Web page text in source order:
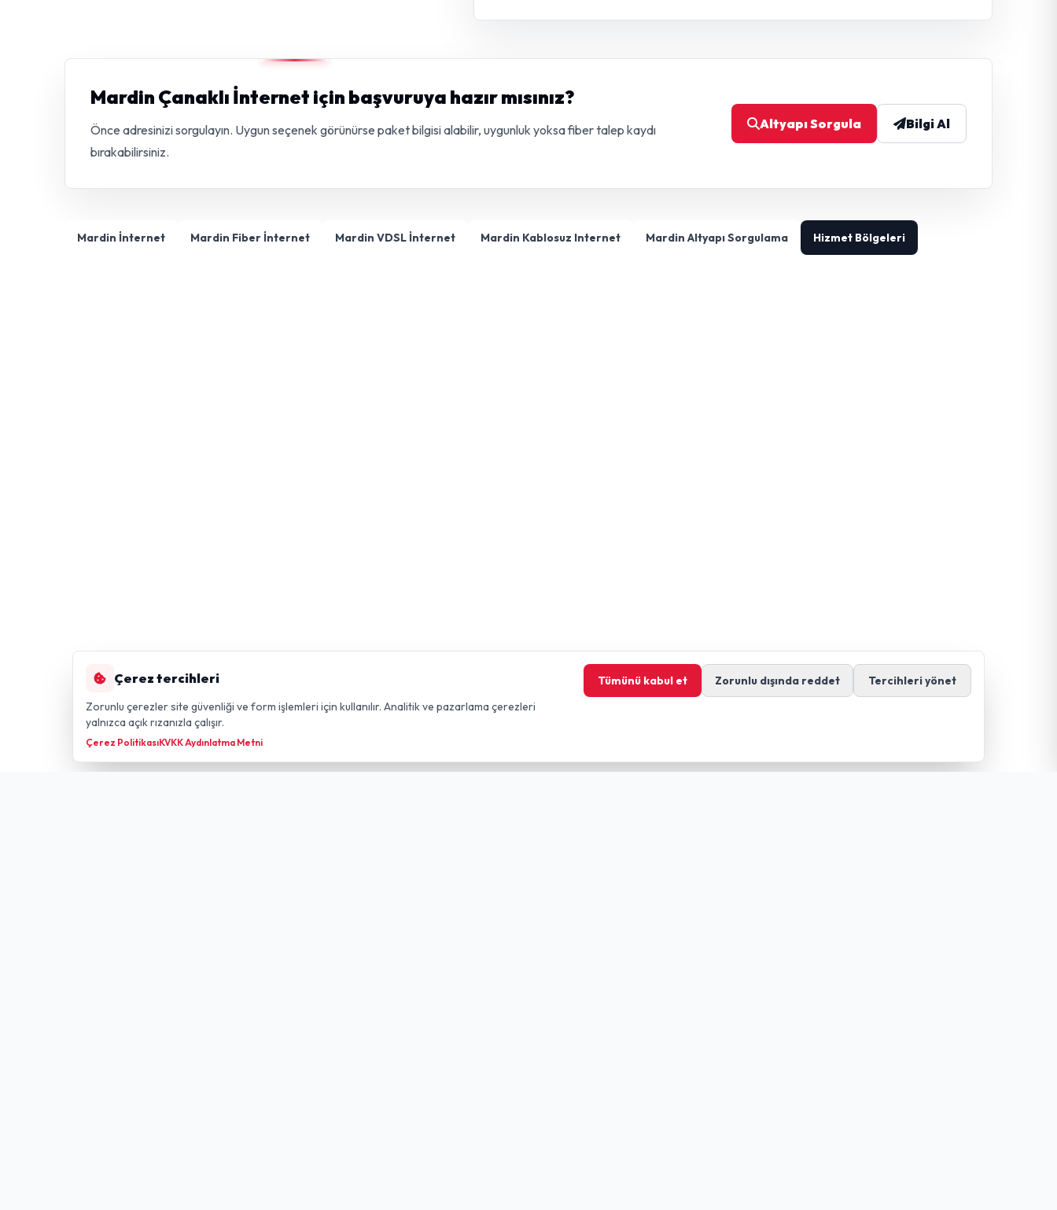
Mardin Çanaklı İnternet için başvuruya hazır mısınız?
Önce adresinizi sorgulayın. Uygun seçenek görünürse paket bilgisi alabilir, uygunluk yoksa fiber talep kaydı
bırakabilirsiniz.
Altyapı Sorgula Bilgi Al
Mardin İnternet Mardin Fiber İnternet Mardin VDSL İnternet Mardin Kablosuz Internet Mardin Altyapı Sorgulama Hizmet Bölgeleri
Çerez tercihleri
Zorunlu çerezler site güvenliği ve form işlemleri için kullanılır. Analitik ve pazarlama çerezleri
yalnızca açık rızanızla çalışır.
Çerez PolitikasıKVKK Aydınlatma Metni
Tümünü kabul et Zorunlu dışında reddet Tercihleri yönet